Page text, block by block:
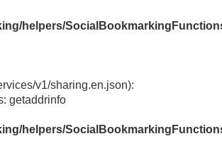
helpers/
v1/sharing.en.json):
getaddrinfo
helpers/